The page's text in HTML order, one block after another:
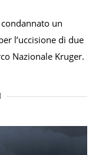
un
l’uccisione di due
Nazionale Kruger.